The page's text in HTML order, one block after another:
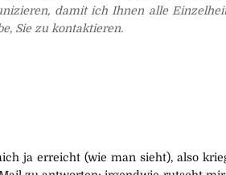
damit ich Ihnen alle
Sie zu kontaktieren.
ja erreicht (wie man sieht), also